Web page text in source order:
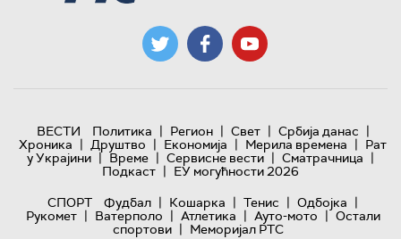
ВЕСТИ Политика | Регион | Свет | Србија данас |
Хроника | Друштво | Економија | Мерила времена | Рат
у Украјини | Време | Сервисне вести | Сматрачница |
Подкаст | ЕУ могућности 2026
СПОРТ
Фудбал | Кошарка | Тенис | Одбојка |
Рукомет | Ватерполо | Атлетика | Ауто-мото | Остали
спортови | Меморијал РТС